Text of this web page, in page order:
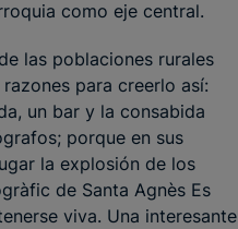
como eje central.
las poblaciones rurales
para creerlo así:
un bar y la consabida
porque en sus
la explosión de los
de Santa Agnès Es
viva. Una interesante